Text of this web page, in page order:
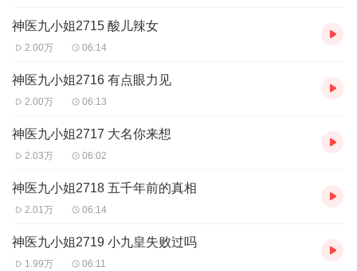
神医九小姐2715 酸儿辣女
2.00万 06:14
神医九小姐2716 有点眼力见
2.00万 06:13
神医九小姐2717 大名你来想
2.03万 06:02
神医九小姐2718 五千年前的真相
2.01万 06:14
神医九小姐2719 小九皇失败过吗
1.99万 06:11